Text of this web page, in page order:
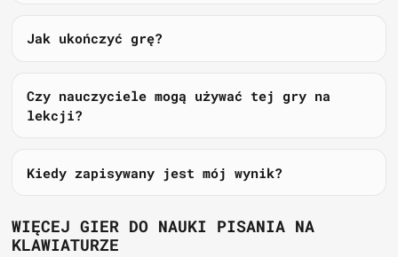
Jak ukończyć grę?
Czy nauczyciele mogą używać tej gry na
lekcji?
Kiedy zapisywany jest mój wynik?
WIĘCEJ GIER DO NAUKI PISANIA NA
KLAWIATURZE